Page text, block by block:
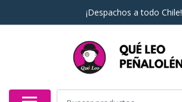
¡Despachos a todo Chile!